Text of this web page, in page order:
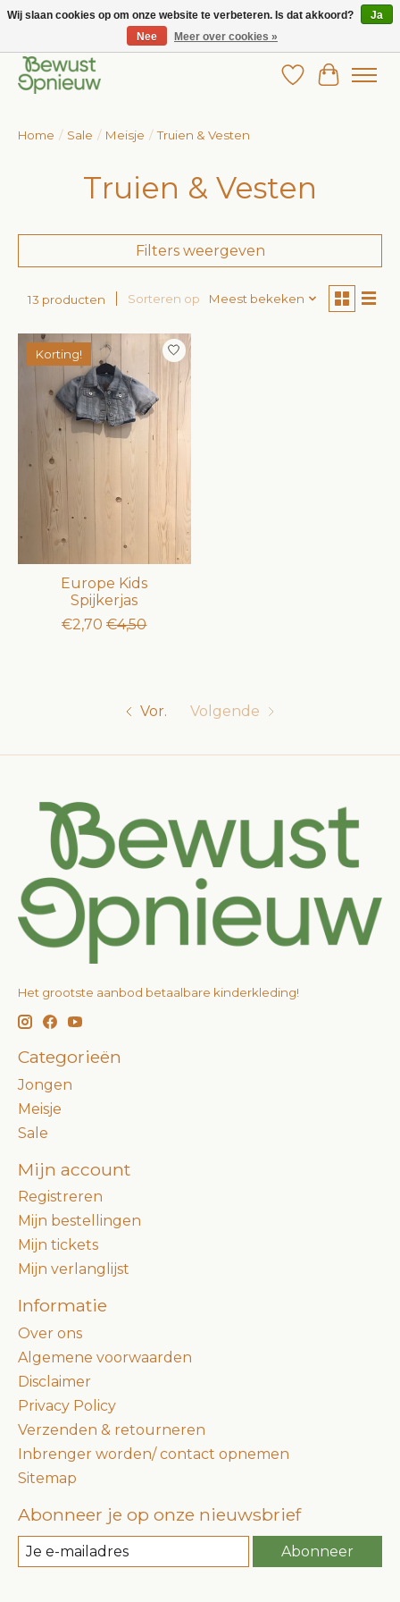
Wij bieden het grootste aanbod in betaalbare kinderkleding!
Verlanglijst
Home / Sale / Meisje / Truien & Vesten
Truien & Vesten
Filters weergeven
13 producten Sorteren op Meest bekeken
Korting!
Europe Kids
Spijkerjas
€2,70 €4,50
Vor. Volgende
Het grootste aanbod betaalbare kinderkleding!
Categorieën
Jongen
Meisje
Sale
Mijn account
Registreren
Mijn bestellingen
Mijn tickets
Mijn verlanglijst
Informatie
Over ons
Algemene voorwaarden
Disclaimer
Privacy Policy
Verzenden & retourneren
Inbrenger worden/ contact opnemen
Sitemap
Abonneer je op onze nieuwsbrief
Abonneer
Wij slaan cookies op om onze website te verbeteren. Is dat akkoord?
Ja
Nee
Meer over cookies »